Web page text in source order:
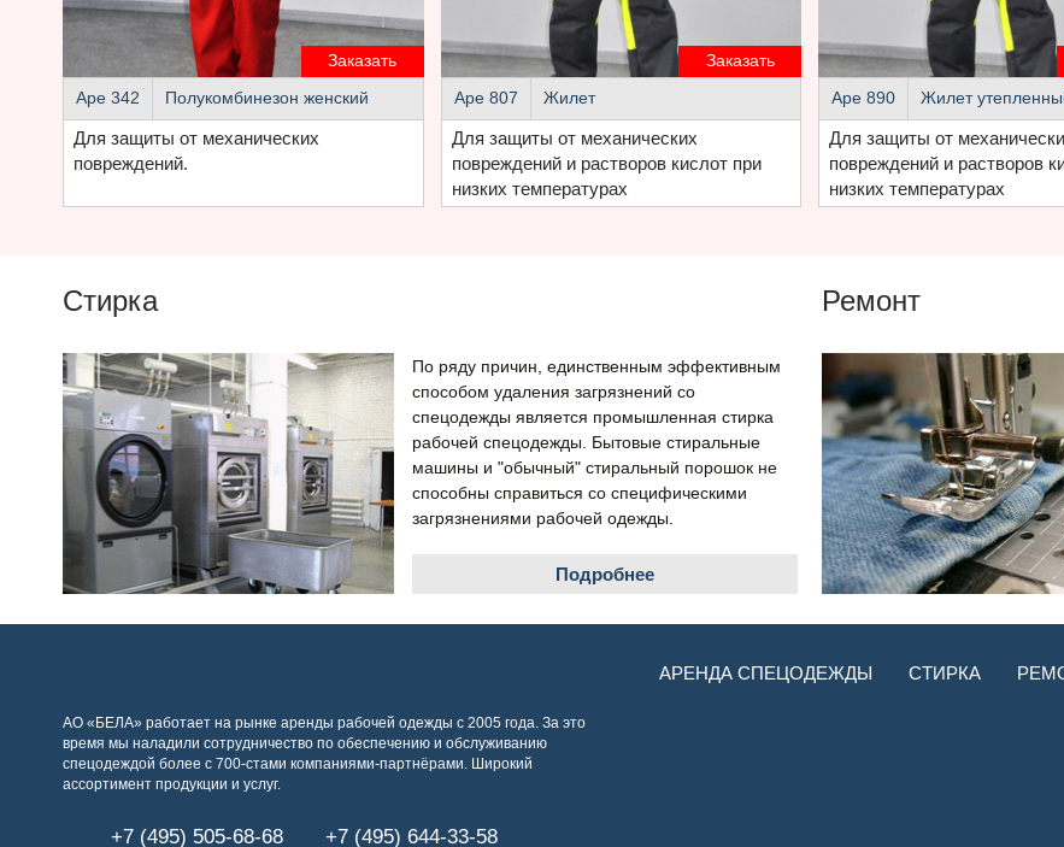
Заказать
Аре 342 Полукомбинезон женский
Для защиты от механических
повреждений.
Заказать
Аре 807 Жилет
Для защиты от механических
повреждений и растворов кислот при
низких температурах
Аре 890 Жилет
Для защиты от
повреждений и растворов
низких температурах
Стирка
По ряду причин, единственным эффективным
способом удаления загрязнений со
спецодежды является промышленная стирка
рабочей спецодежды. Бытовые стиральные
машины и "обычный" стиральный порошок не
способны справиться со специфическими
загрязнениями рабочей одежды.
Подробнее
Ремонт
АО «БЕЛА» работает на рынке аренды рабочей одежды с 2005 года. За это
время мы наладили сотрудничество по обеспечению и обслуживанию
спецодеждой более с 700-стами компаниями-партнёрами. Широкий
ассортимент продукции и услуг.
АРЕНДА СПЕЦОДЕЖДЫ СТИРКА
+7 (495) 505-68-68 +7 (495) 644-33-58